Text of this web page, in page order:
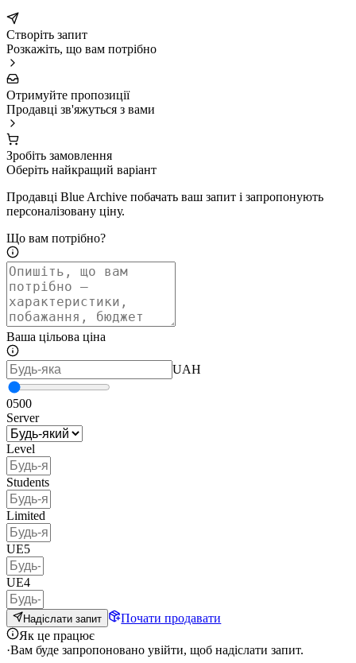
Створіть запит
Розкажіть, що вам потрібно
Отримуйте пропозиції
Продавці зв'яжуться з вами
Зробіть замовлення
Оберіть найкращий варіант
Продавці Blue Archive побачать ваш запит і запропонують
персоналізовану ціну.
Що вам потрібно?
Ваша цільова ціна
UAH
0500
Server
Level
Students
Limited
UE5
UE4
Надіслати запит
Почати продавати
Як це працює
·Вам буде запропоновано увійти, щоб надіслати запит.